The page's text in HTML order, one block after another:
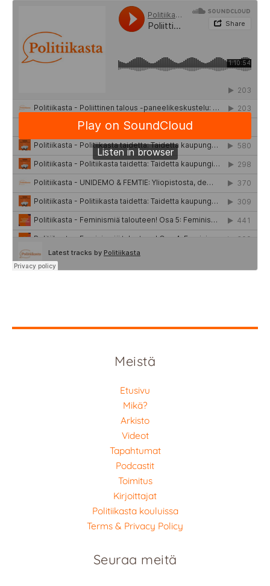
Meistä
Etusivu
Mikä?
Arkisto
Videot
Tapahtumat
Podcastit
Toimitus
Kirjoittajat
Politiikasta kouluissa
Terms & Privacy Policy
Seuraa meitä